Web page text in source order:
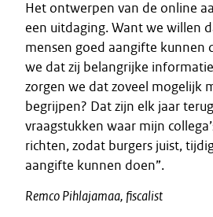
Het ontwerpen van de online
een uitdaging. Want we willen
mensen goed aangifte kunnen
we dat zij belangrijke
zorgen we dat zoveel mogelijk
begrijpen? Dat zijn elk jaar
vraagstukken waar mijn
richten, zodat burgers juist,
aangifte kunnen doen”.
Remco Pihlajamaa, fiscalist